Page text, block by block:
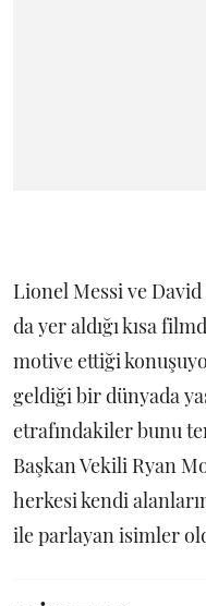
Lionel Messi ve
da yer aldığı kısa
motive ettiği
geldiği bir dünyada
etrafındakiler bunu
Başkan Vekili Ryan
herkesi kendi
ile parlayan isimler